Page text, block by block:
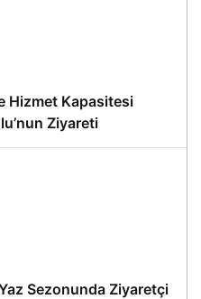
Hizmet Kapasitesi
Ziyareti
Sezonunda Ziyaretçi